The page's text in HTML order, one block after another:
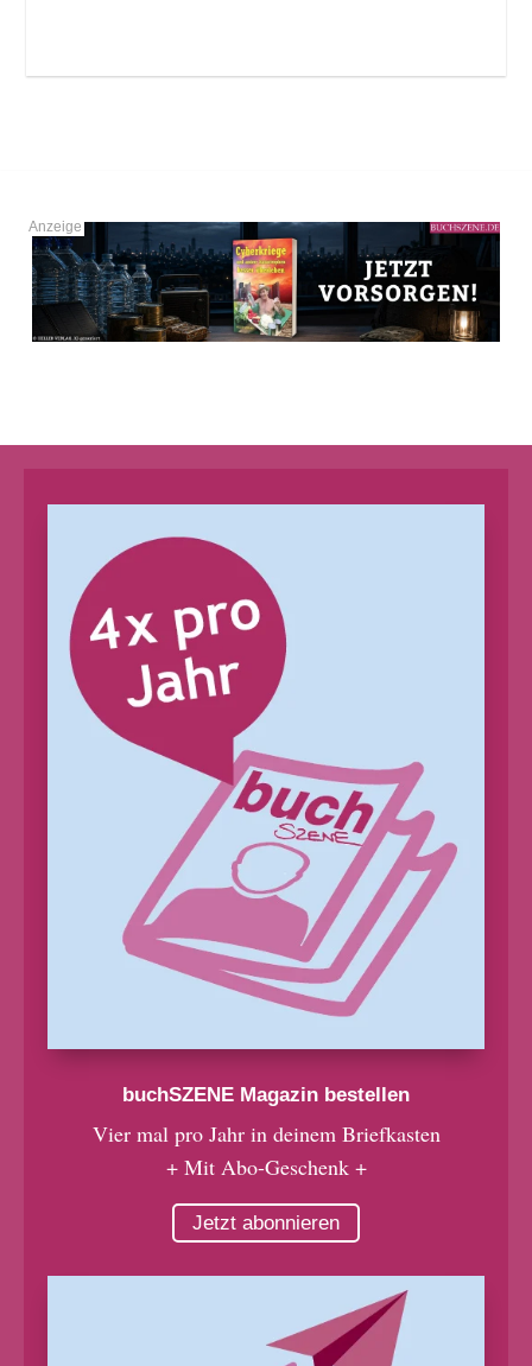
buchSZENE Magazin bestellen
Vier mal pro Jahr in deinem Briefkasten
+ Mit Abo-Geschenk +
Jetzt abonnieren